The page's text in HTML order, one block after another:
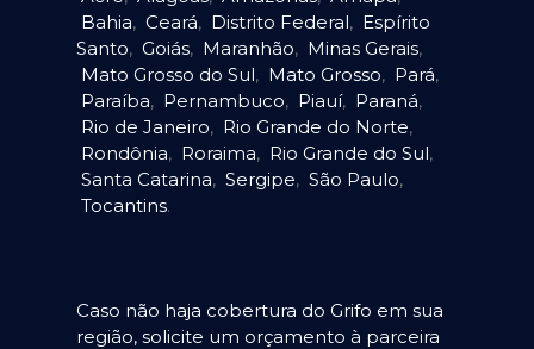
Bahia, Ceará, Distrito Federal, Espírito
Santo, Goiás, Maranhão, Minas Gerais,
Mato Grosso do Sul, Mato Grosso, Pará,
Paraíba, Pernambuco, Piauí, Paraná,
Rio de Janeiro, Rio Grande do Norte,
Rondônia, Roraima, Rio Grande do Sul,
Santa Catarina, Sergipe, São Paulo,
Tocantins.
Caso não haja cobertura do Grifo em sua
região, solicite um orçamento à parceira